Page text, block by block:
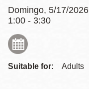
Domingo, 5/17/2026
1:00 - 3:30
Suitable for: Adults